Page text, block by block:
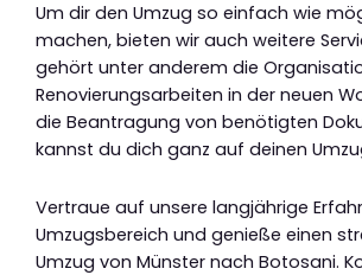
Um dir den Umzug so einfach wie
machen, bieten wir auch weitere
gehört unter anderem die
Renovierungsarbeiten in der neuen
die Beantragung von benötigten
kannst du dich ganz auf deinen
Vertraue auf unsere langjährige
Umzugsbereich und genieße einen
Umzug von Münster nach Botosani.